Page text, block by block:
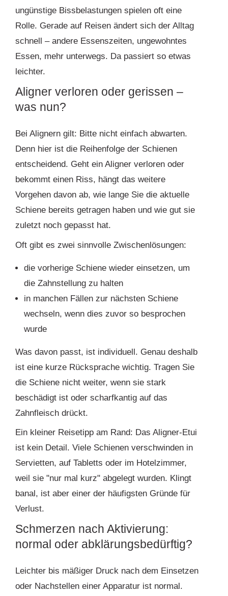
ungünstige Bissbelastungen spielen oft eine
Rolle. Gerade auf Reisen ändert sich der Alltag
schnell – andere Essenszeiten, ungewohntes
Essen, mehr unterwegs. Da passiert so etwas
leichter.
Aligner verloren oder gerissen –
was nun?
Bei Alignern gilt: Bitte nicht einfach abwarten.
Denn hier ist die Reihenfolge der Schienen
entscheidend. Geht ein Aligner verloren oder
bekommt einen Riss, hängt das weitere
Vorgehen davon ab, wie lange Sie die aktuelle
Schiene bereits getragen haben und wie gut sie
zuletzt noch gepasst hat.
Oft gibt es zwei sinnvolle Zwischenlösungen:
die vorherige Schiene wieder einsetzen, um
die Zahnstellung zu halten
in manchen Fällen zur nächsten Schiene
wechseln, wenn dies zuvor so besprochen
wurde
Was davon passt, ist individuell. Genau deshalb
ist eine kurze Rücksprache wichtig. Tragen Sie
die Schiene nicht weiter, wenn sie stark
beschädigt ist oder scharfkantig auf das
Zahnfleisch drückt.
Ein kleiner Reisetipp am Rand: Das Aligner-Etui
ist kein Detail. Viele Schienen verschwinden in
Servietten, auf Tabletts oder im Hotelzimmer,
weil sie "nur mal kurz" abgelegt wurden. Klingt
banal, ist aber einer der häufigsten Gründe für
Verlust.
Schmerzen nach Aktivierung:
normal oder abklärungsbedürftig?
Leichter bis mäßiger Druck nach dem Einsetzen
oder Nachstellen einer Apparatur ist normal.